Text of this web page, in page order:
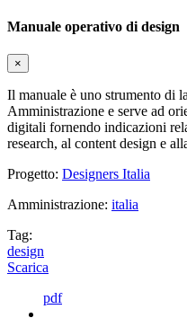
Manuale operativo di design
×
Il manuale è uno strumento di
Amministrazione e serve ad
digitali fornendo indicazioni
research, al content design e
Progetto: Designers Italia
Amministrazione: italia
Tag:
design
Scarica
pdf